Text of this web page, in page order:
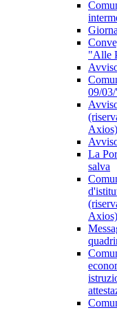
"Alle
09/
Axios)
La
salva
Axios)